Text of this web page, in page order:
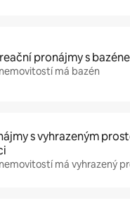
pronájmy s
má bazén
s vyhrazeným
má vyhrazený